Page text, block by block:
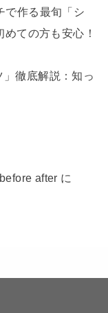
で作る最旬「シ
ての方も安心！
徹底解説：知っ
after に